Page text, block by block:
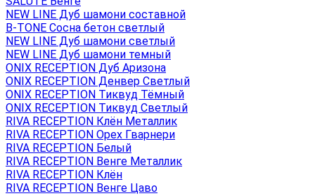
NEW LINE Дуб шамони составной
B-TONE Сосна бетон светлый
NEW LINE Дуб шамони светлый
NEW LINE Дуб шамони темный
ONIX RECEPTION Дуб Аризона
ONIX RECEPTION Денвер Светлый
ONIX RECEPTION Тиквуд Тёмный
ONIX RECEPTION Тиквуд Светлый
RIVA RECEPTION Клён Металлик
RIVA RECEPTION Орех Гварнери
RIVA RECEPTION Белый
RIVA RECEPTION Венге Металлик
RIVA RECEPTION Клён
RIVA RECEPTION Венге Цаво